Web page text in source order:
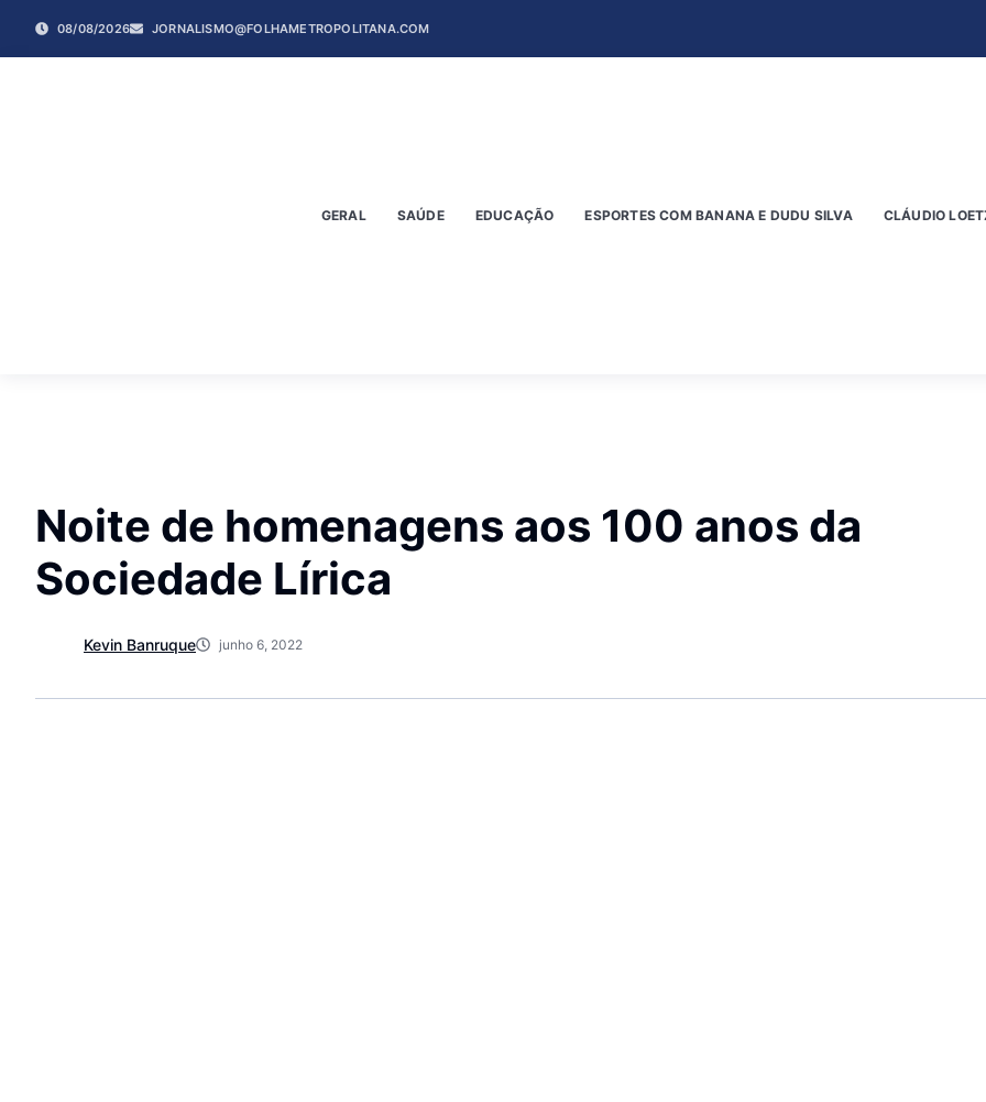
08/08/2026 JORNALISMO@FOLHAMETROPOLITANA.COM
GERAL SAÚDE EDUCAÇÃO ESPORTES COM BANANA E DUDU SILVA CLÁUDIO
Noite de homenagens aos 100 anos da
Sociedade Lírica
Kevin Banruque junho 6, 2022